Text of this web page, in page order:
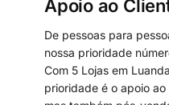
Apoio ao
De pessoas para
nossa prioridade
Com 5 Lojas em
prioridade é o apoio